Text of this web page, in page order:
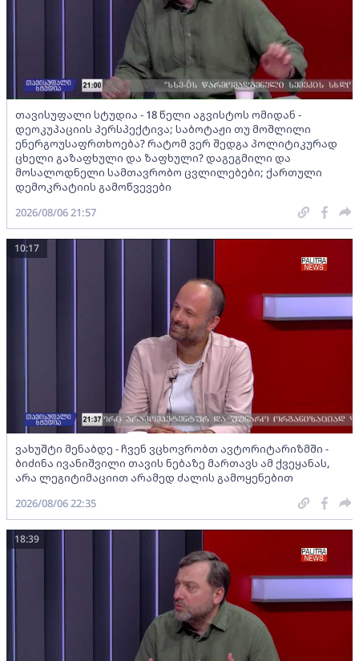
თავისუფალი სტუდია - 18 წელი აგვისტოს ომიდან -
დეოკუპაციის პერსპექტივა; საბოტაჟი თუ მოშლილი
ენერგოუსაფრთხოება? რატომ ვერ შედგა პოლიტიკურად
ცხელი გაზაფხული და ზაფხული? დაგეგმილი და
მოსალოდნელი სამთავრობო ცვლილებები; ქართული
დემოკრატიის გამოწვევები
2026/08/06 21:57
ვახუშტი მენაბდე - ჩვენ ვცხოვრობთ ავტორიტარიზმში -
ბიძინა ივანიშვილი თავის ნებაზე მართავს ამ ქვეყანას,
არა ლეგიტიმაციით არამედ ძალის გამოყენებით
10:17
2026/08/06 22:35
18:39